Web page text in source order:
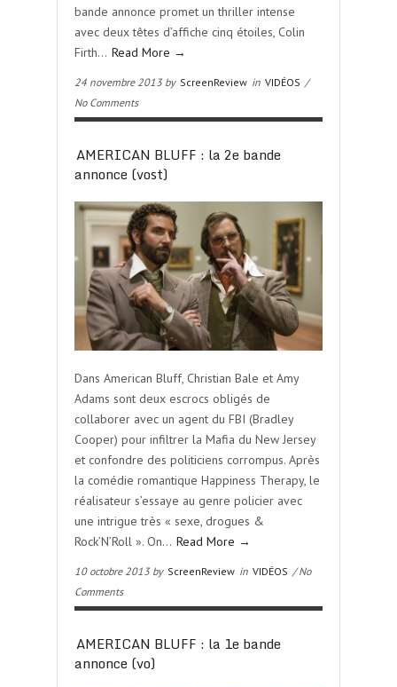
bande annonce promet un thriller intense
avec deux têtes d’affiche cinq étoiles, Colin
Firth… Read More →
24 novembre 2013 by ScreenReview in VIDÉOS /
No Comments
AMERICAN BLUFF : la 2e bande
annonce (vost)
Dans American Bluff, Christian Bale et Amy
Adams sont deux escrocs obligés de
collaborer avec un agent du FBI (Bradley
Cooper) pour infiltrer la Mafia du New Jersey
et confondre des politiciens corrompus. Après
la comédie romantique Happiness Therapy, le
réalisateur s’essaye au genre policier avec
une intrigue très « sexe, drogues &
Rock’N’Roll ». On… Read More →
10 octobre 2013 by ScreenReview in VIDÉOS / No
Comments
AMERICAN BLUFF : la 1e bande
annonce (vo)